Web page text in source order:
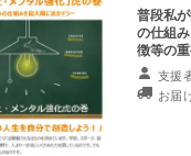
普段私
の仕組
徴等の
の巻を
いつか
し、生
支援
お届